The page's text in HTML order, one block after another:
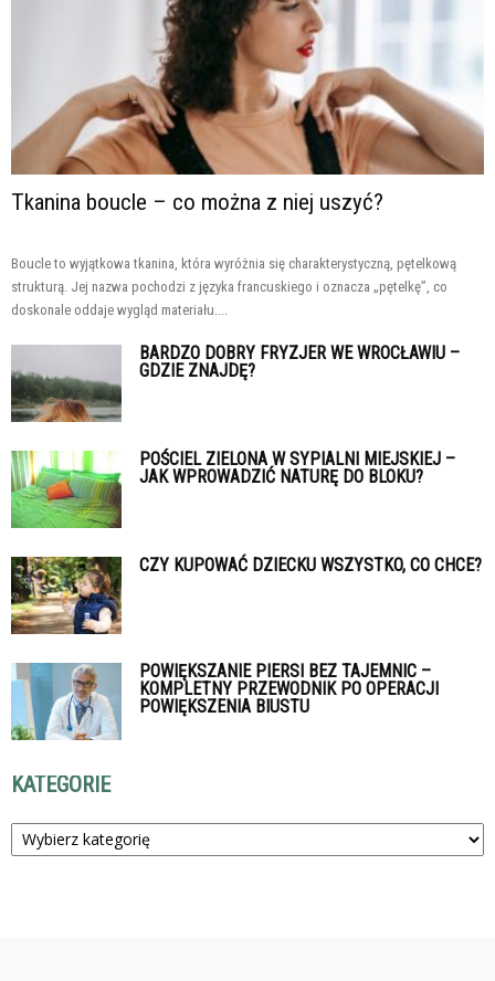
Tkanina boucle – co można z niej uszyć?
Boucle to wyjątkowa tkanina, która wyróżnia się charakterystyczną, pętelkową
strukturą. Jej nazwa pochodzi z języka francuskiego i oznacza „pętelkę”, co
doskonale oddaje wygląd materiału....
BARDZO DOBRY FRYZJER WE WROCŁAWIU –
GDZIE ZNAJDĘ?
POŚCIEL ZIELONA W SYPIALNI MIEJSKIEJ –
JAK WPROWADZIĆ NATURĘ DO BLOKU?
CZY KUPOWAĆ DZIECKU WSZYSTKO, CO CHCE?
POWIĘKSZANIE PIERSI BEZ TAJEMNIC –
KOMPLETNY PRZEWODNIK PO OPERACJI
POWIĘKSZENIA BIUSTU
KATEGORIE
Kategorie